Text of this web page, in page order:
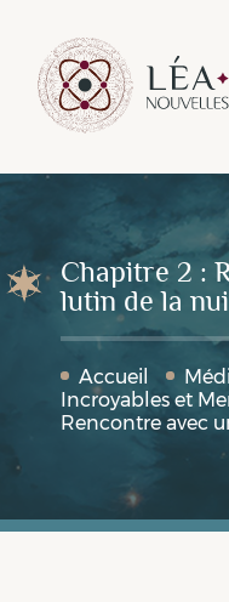
Chapitre 2 :
lutin de la
Accueil
Incroyables et
Rencontre avec